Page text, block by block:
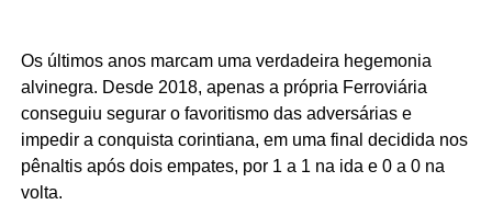
Os últimos anos marcam uma verdadeira hegemonia
alvinegra. Desde 2018, apenas a própria Ferroviária
conseguiu segurar o favoritismo das adversárias e
impedir a conquista corintiana, em uma final decidida nos
pênaltis após dois empates, por 1 a 1 na ida e 0 a 0 na
volta.